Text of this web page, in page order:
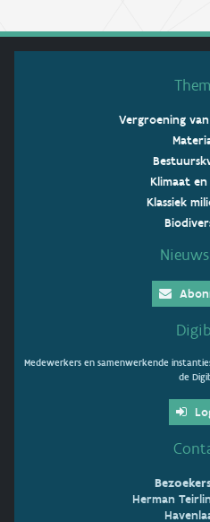
Vergroening
Klimaat en
Klassiek
Medewerkers en samenwerkende
de
Herman